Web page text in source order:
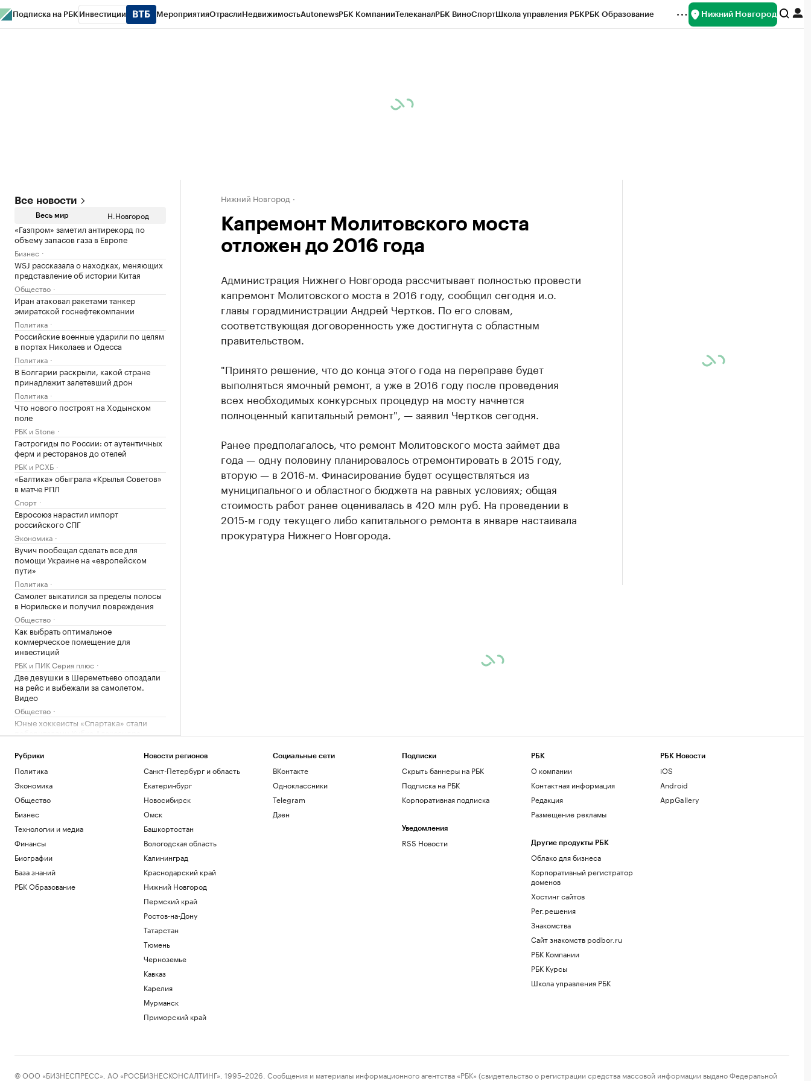
Подписка на РБК Инвестиции МероприятияОтраслиНедвижимостьAutonewsРБК КомпанииТелеканалРБК ВиноСпортШкола управления РБКРБК Образование Нижний Новгород
Все новости
Весь мир Н.Новгород
«Газпром» заметил антирекорд по
объему запасов газа в Европе
Бизнес
WSJ рассказала о находках, меняющих
представление об истории Китая
Общество
Иран атаковал ракетами танкер
эмиратской госнефтекомпании
Политика
Российские военные ударили по целям
в портах Николаев и Одесса
Политика
В Болгарии раскрыли, какой стране
принадлежит залетевший дрон
Политика
Что нового построят на Ходынском
поле
РБК и Stone
Гастрогиды по России: от аутентичных
ферм и ресторанов до отелей
РБК и РСХБ
«Балтика» обыграла «Крылья Советов»
в матче РПЛ
Спорт
Евросоюз нарастил импорт
российского СПГ
Экономика
Вучич пообещал сделать все для
помощи Украине на «европейском
пути»
Политика
Самолет выкатился за пределы полосы
в Норильске и получил повреждения
Общество
Как выбрать оптимальное
коммерческое помещение для
инвестиций
РБК и ПИК Серия плюс
Две девушки в Шереметьево опоздали
на рейс и выбежали за самолетом.
Видео
Общество
Юные хоккеисты «Спартака» стали
победителями Кубка Александра
Спорт
Вучич исключил военное
Политика
Что известно об атаках БПЛА на
регионы России. Главное к 8 августа
Политика
С начала суток ПВО сбила почти 20
дронов, летевших на Москву
Политика
Зеленский сообщил о договоренности
с США по ракетам Patriot
Умер первый тренер шестикратного
олимпийского чемпиона гимнаста
История биржевой торговли в России
Нижний Новгород
Капремонт Молитовского моста
отложен до 2016 года
Администрация Нижнего Новгорода рассчитывает полностью провести
капремонт Молитовского моста в 2016 году, сообщил сегодня и.о.
главы горадминистрации Андрей Чертков. По его словам,
соответствующая договоренность уже достигнута с областным
правительством.
"Принято решение, что до конца этого года на переправе будет
выполняться ямочный ремонт, а уже в 2016 году после проведения
всех необходимых конкурсных процедур на мосту начнется
полноценный капитальный ремонт", — заявил Чертков сегодня.
Ранее предполагалось, что ремонт Молитовского моста займет два
года — одну половину планировалось отремонтировать в 2015 году,
вторую — в 2016-м. Финасирование будет осуществляться из
муниципального и областного бюджета на равных условиях; общая
стоимость работ ранее оценивалась в 420 млн руб. На проведении в
2015-м году текущего либо капитального ремонта в январе настаивала
прокуратура Нижнего Новгорода.
Рубрики
Политика
Экономика
Общество
Бизнес
Технологии и медиа
Финансы
Биографии
База знаний
РБК Образование
Новости регионов
Санкт-Петербург и область
Екатеринбург
Новосибирск
Омск
Башкортостан
Вологодская область
Калининград
Краснодарский край
Нижний Новгород
Пермский край
Ростов-на-Дону
Татарстан
Тюмень
Черноземье
Кавказ
Карелия
Мурманск
Приморский край
Социальные сети
ВКонтакте
Одноклассники
Telegram
Дзен
Подписки
Скрыть баннеры на РБК
Подписка на РБК
Корпоративная подписка
Уведомления
RSS Новости
РБК
О компании
Контактная информация
Редакция
Размещение рекламы
Другие продукты РБК
Облако для бизнеса
Корпоративный регистратор
доменов
Хостинг сайтов
Рег.решения
Знакомства
Сайт знакомств podbor.ru
РБК Компании
РБК Курсы
Школа управления РБК
РБК Новости
iOS
Android
AppGallery
© ООО «БИЗНЕСПРЕСС», АО «РОСБИЗНЕСКОНСАЛТИНГ», 1995–2026. Сообщения и материалы информационного агентства «РБК» (свидетельство о регистрации средства массовой информации выдано Федеральной